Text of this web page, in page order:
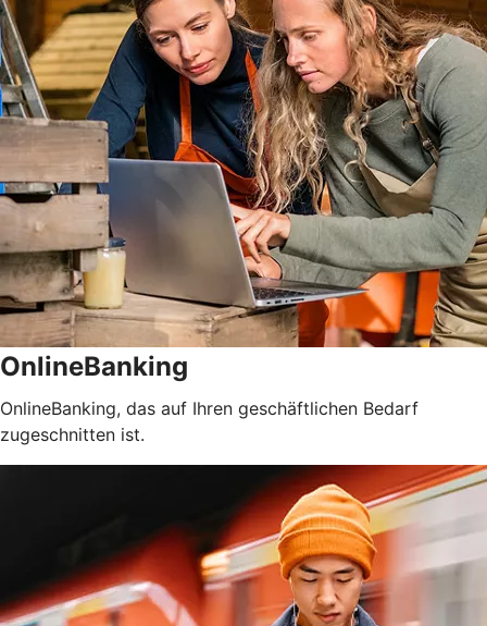
OnlineBanking
OnlineBanking, das auf Ihren geschäftlichen Bedarf
zugeschnitten ist.